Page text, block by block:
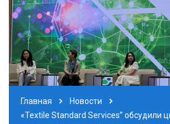
Главная
Новости
«Textile Standard Services” обсудили